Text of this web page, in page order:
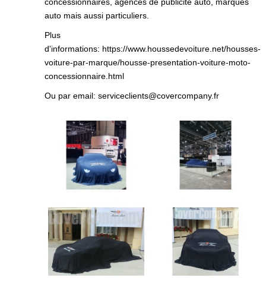
auto mais aussi particuliers.
Plus
d'informations: https://www.houssedevoiture.net/housses-
voiture-par-marque/housse-presentation-voiture-moto-
concessionnaire.html
Ou par email: serviceclients@covercompany.fr